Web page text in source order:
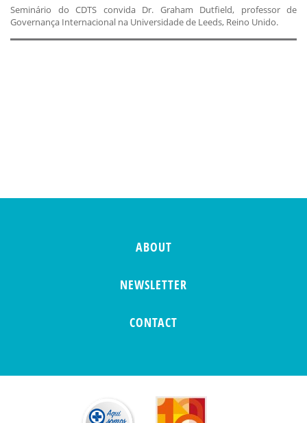
Seminário do CDTS convida Dr. Graham Dutfield, professor de
Governança Internacional na Universidade de Leeds, Reino Unido.
ABOUT
NEWSLETTER
CONTACT